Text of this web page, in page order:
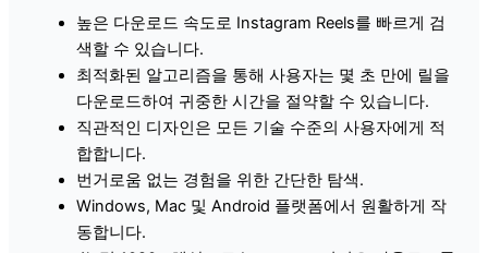
높은 다운로드 속도로 Instagram Reels를 빠르게 검
색할 수 있습니다.
최적화된 알고리즘을 통해 사용자는 몇 초 만에 릴을
다운로드하여 귀중한 시간을 절약할 수 있습니다.
직관적인 디자인은 모든 기술 수준의 사용자에게 적
합합니다.
번거로움 없는 경험을 위한 간단한 탐색.
Windows, Mac 및 Android 플랫폼에서 원활하게 작
동합니다.